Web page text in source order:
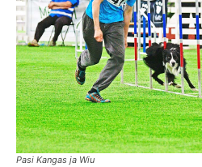
Pasi Kangas ja Wiu